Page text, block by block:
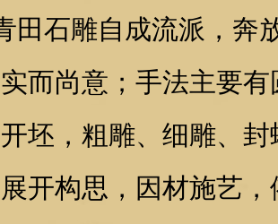
石雕自成流派，奔
而尚意；手法主要
坯，粗雕、细雕、
开构思，因材施艺